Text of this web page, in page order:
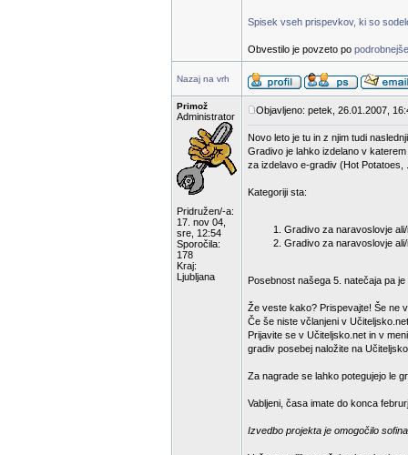
Spisek vseh prispevkov, ki so
Obvestilo je povzeto po
Nazaj na vrh
Primož
Administrator
Pridružen/-a:
17. nov 04,
sre, 12:54
Sporočila:
178
Kraj:
Ljubljana
Objavljeno: petek, 26.01.2007,
Novo leto je tu in z njim tudi
Gradivo je lahko izdelano v
za izdelavo e-gradiv (Hot Potatoes,
Kategoriji sta:
Gradivo za naravoslovje
Gradivo za naravoslovje
Posebnost našega 5. natečaja pa
Že veste kako? Prispevajte! Še ne
Če še niste včlanjeni v
Prijavite se v Učiteljsko.net in v
gradiv posebej naložite na
Za nagrade se lahko potegujejo le
Vabljeni, časa imate do konca
Izvedbo projekta je omogočilo